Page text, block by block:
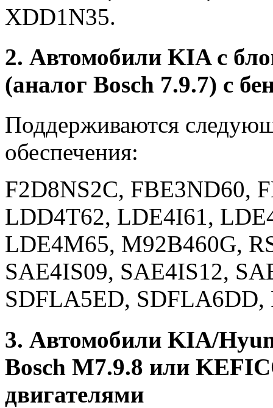
XDD1N35.
2. Автомобили KIA с
(аналог Bosch 7.9.7) с
Поддерживаются
обеспечения:
F2D8NS2C, FBE3ND60,
LDD4T62, LDE4I61,
LDE4M65, M92B460G,
SAE4IS09, SAE4IS12,
SDFLA5ED, SDFLA6DD,
3. Автомобили KIA/
Bosch M7.9.8 или
двигателями